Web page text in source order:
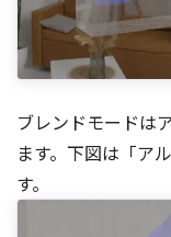
ブレンドモードは
ます。下図は「ア
す。